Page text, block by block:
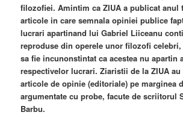
filozofiei. Amintim ca ZIUA a publicat anul
articole in care semnala opiniei publice
lucrari apartinand lui Gabriel Liiceanu
reproduse din operele unor filozofi
sa fie incunonstintat ca acestea nu apartin
respectivelor lucrari. Ziaristii de la ZIUA
articole de opinie (editoriale) pe marginea
argumentate cu probe, facute de scriitorul
Barbu.